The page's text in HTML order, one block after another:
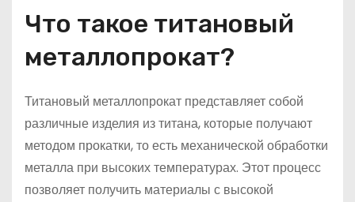
Что такое титановый
металлопрокат?
Титановый металлопрокат представляет собой
различные изделия из титана, которые получают
методом прокатки, то есть механической обработки
металла при высоких температурах. Этот процесс
позволяет получить материалы с высокой